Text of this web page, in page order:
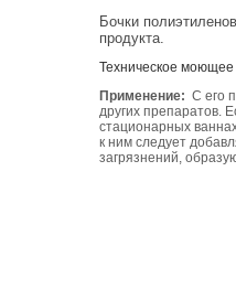
Бочки
продукта.
Техническое
Применение: С его
других препаратов.
стационарных
к ним следует
загрязнений,